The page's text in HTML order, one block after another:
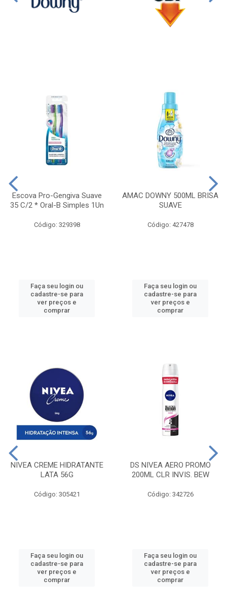
Escova Pro-Gengiva Suave
35 C/2 * Oral-B Simples 1Un
Código: 329398
Faça seu login ou
cadastre-se para
ver preços e
comprar
AMAC DOWNY 500ML BRISA
SUAVE
Código: 427478
Faça seu login ou
cadastre-se para
ver preços e
comprar
NIVEA CREME HIDRATANTE
LATA 56G
Código: 305421
Faça seu login ou
cadastre-se para
ver preços e
comprar
DS NIVEA AERO PROMO
200ML CLR INVIS. BEW
Código: 342726
Faça seu login ou
cadastre-se para
ver preços e
comprar